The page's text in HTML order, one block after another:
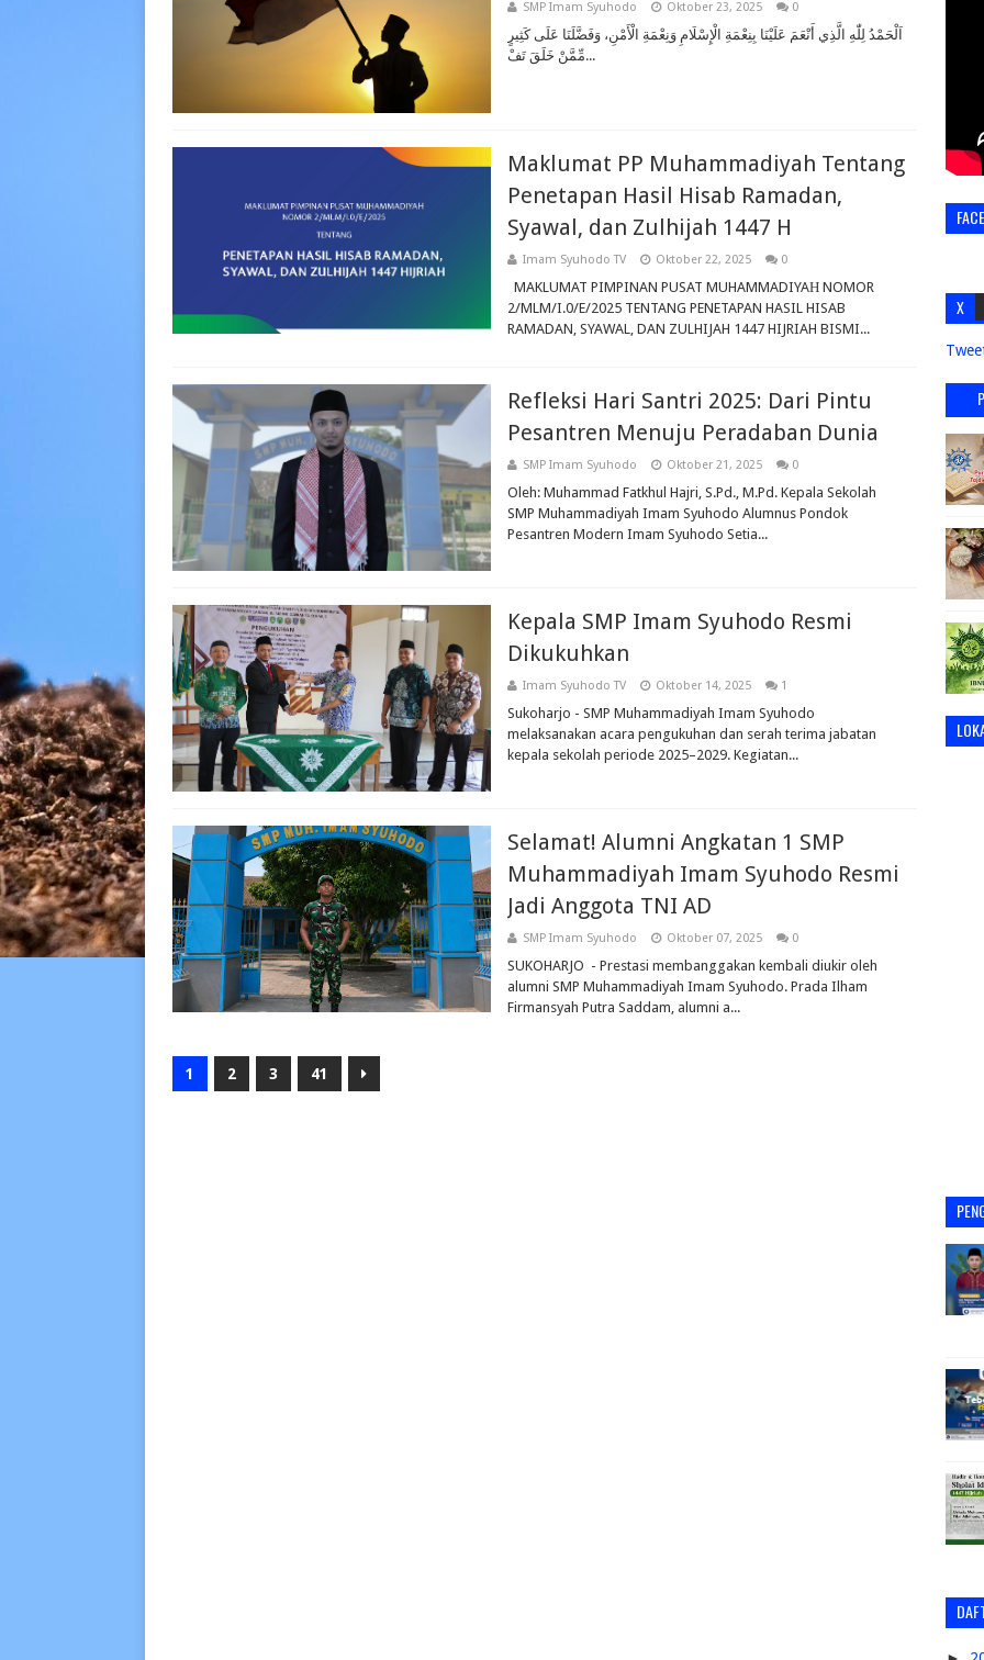
SMP Imam Syuhodo Oktober 23, 2025 0
اَلْحَمْدُ لِلّٰهِ الَّذِي أَنْعَمَ عَلَيْنَا بِنِعْمَةِ الْإِسْلَامِ وَنِعْمَةِ الْأَمْنِ، وَفَضَّلَنَا عَلَى كَثِيرٍ
مِّمَّنْ خَلَقَ تَفْ...
Maklumat PP Muhammadiyah Tentang
Penetapan Hasil Hisab Ramadan,
Syawal, dan Zulhijah 1447 H
Imam Syuhodo TV Oktober 22, 2025 0
MAKLUMAT PIMPINAN PUSAT MUHAMMADIYAН NOMOR
2/MLM/I.0/E/2025 TENTANG PENETAPAN HASIL HISAB
RAMADAN, SYAWAL, DAN ZULHIJAH 1447 HIJRIAH BISMI...
Refleksi Hari Santri 2025: Dari Pintu
Pesantren Menuju Peradaban Dunia
SMP Imam Syuhodo Oktober 21, 2025 0
Oleh: Muhammad Fatkhul Hajri, S.Pd., M.Pd. Kepala Sekolah
SMP Muhammadiyah Imam Syuhodo Alumnus Pondok
Pesantren Modern Imam Syuhodo Setia...
Kepala SMP Imam Syuhodo Resmi
Dikukuhkan
Imam Syuhodo TV Oktober 14, 2025 1
Sukoharjo - SMP Muhammadiyah Imam Syuhodo
melaksanakan acara pengukuhan dan serah terima jabatan
kepala sekolah periode 2025–2029. Kegiatan...
Selamat! Alumni Angkatan 1 SMP
Muhammadiyah Imam Syuhodo Resmi
Jadi Anggota TNI AD
SMP Imam Syuhodo Oktober 07, 2025 0
SUKOHARJO - Prestasi membanggakan kembali diukir oleh
alumni SMP Muhammadiyah Imam Syuhodo. Prada Ilham
Firmansyah Putra Saddam, alumni a...
1 2 3 41
X